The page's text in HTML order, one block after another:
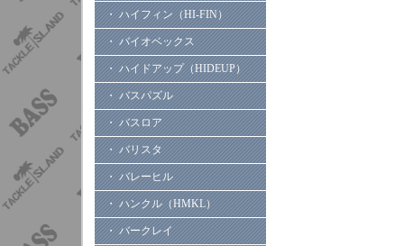
・ ハイフィン（HI-FIN）
・ バイオベックス
・ ハイドアップ（HIDEUP）
・ バスパズル
・ バスロア
・ バリスタ
・ バレーヒル
・ ハンクル（HMKL）
・ バークレイ